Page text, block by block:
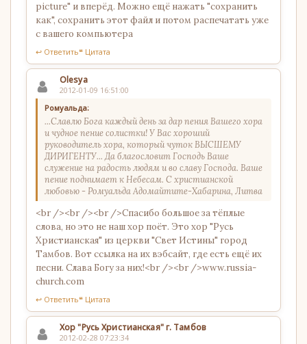
picture" и вперёд. Можно ещё нажать "сохранить
как", сохранить этот файл и потом распечатать уже
с вашего компьютера
↩ Ответить❝ Цитата
Olesya
2012-01-09 16:51:00
Ромуальда:
...Славлю Бога каждый день за дар пения Вашего хора
и чудное пение солистки! У Вас хороший
руководитель хора, который чуток ВЫСШЕМУ
ДИРИГЕНТУ... Да благословит Господь Ваше
служение на радость людям и во славу Господа. Ваше
пение поднимает к Небесам. С христианской
любовью - Ромуальда Адомайтите-Хабарина, Литва
<br /><br /><br />Спасибо большое за тёплые
слова, но это не наш хор поёт. Это хор "Русь
Христианская" из церкви "Свет Истины" город
Тамбов. Вот ссылка на их вэбсайт, где есть ещё их
песни. Слава Богу за них!<br /><br />www.russia-
church.com
↩ Ответить❝ Цитата
Хор "Русь Христианская" г. Тамбов
2012-02-28 07:23:34